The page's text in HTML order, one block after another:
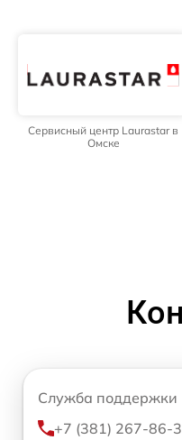
Сервисный центр Laurastar в
Омске
Служба поддержки
+7 (381) 267-86-